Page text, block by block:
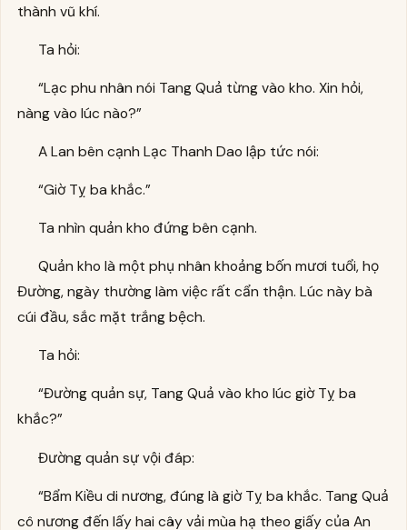
thành vũ khí.
Ta hỏi:
“Lạc phu nhân nói Tang Quả từng vào kho. Xin hỏi,
nàng vào lúc nào?”
A Lan bên cạnh Lạc Thanh Dao lập tức nói:
“Giờ Tỵ ba khắc.”
Ta nhìn quản kho đứng bên cạnh.
Quản kho là một phụ nhân khoảng bốn mươi tuổi, họ
Đường, ngày thường làm việc rất cẩn thận. Lúc này bà
cúi đầu, sắc mặt trắng bệch.
Ta hỏi:
“Đường quản sự, Tang Quả vào kho lúc giờ Tỵ ba
khắc?”
Đường quản sự vội đáp:
“Bẩm Kiều di nương, đúng là giờ Tỵ ba khắc. Tang Quả
cô nương đến lấy hai cây vải mùa hạ theo giấy của An